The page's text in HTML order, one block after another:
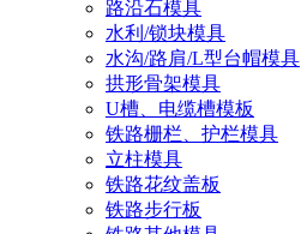
路沿石模具
水利/锁块模具
水沟/路肩/L型台帽模具
拱形骨架模具
U槽、电缆槽模板
铁路栅栏、护栏模具
立柱模具
铁路花纹盖板
铁路步行板